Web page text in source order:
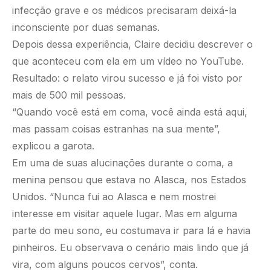
infecção grave e os médicos precisaram deixá-la
inconsciente por duas semanas.
Depois dessa experiência, Claire decidiu descrever o
que aconteceu com ela em um vídeo no YouTube.
Resultado: o relato virou sucesso e já foi visto por
mais de 500 mil pessoas.
“Quando você está em coma, você ainda está aqui,
mas passam coisas estranhas na sua mente”,
explicou a garota.
Em uma de suas alucinações durante o coma, a
menina pensou que estava no Alasca, nos Estados
Unidos. “Nunca fui ao Alasca e nem mostrei
interesse em visitar aquele lugar. Mas em alguma
parte do meu sono, eu costumava ir para lá e havia
pinheiros. Eu observava o cenário mais lindo que já
vira, com alguns poucos cervos”, conta.